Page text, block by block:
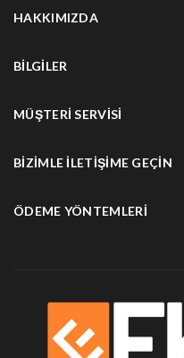
HAKKIMIZDA
BILGILER
MÜŞTERI SERVISI
BIZIMLE İLETIŞIME GEÇIN
ÖDEME YÖNTEMLERI